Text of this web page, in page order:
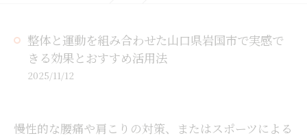
整体と運動を組み合わせた山口県岩国市で実感で
きる効果とおすすめ活用法
2025/11/12
慢性的な腰痛や肩こりの対策、またはスポーツによる